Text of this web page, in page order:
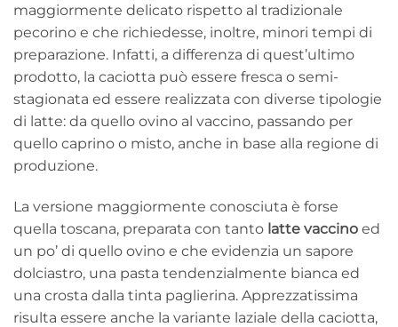
maggiormente delicato rispetto al tradizionale
pecorino e che richiedesse, inoltre, minori tempi di
preparazione. Infatti, a differenza di quest’ultimo
prodotto, la caciotta può essere fresca o semi-
stagionata ed essere realizzata con diverse tipologie
di latte: da quello ovino al vaccino, passando per
quello caprino o misto, anche in base alla regione di
produzione.
La versione maggiormente conosciuta è forse
quella toscana, preparata con tanto latte vaccino ed
un po’ di quello ovino e che evidenzia un sapore
dolciastro, una pasta tendenzialmente bianca ed
una crosta dalla tinta paglierina. Apprezzatissima
risulta essere anche la variante laziale della caciotta,